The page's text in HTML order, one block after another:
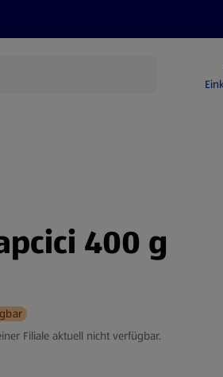
400 g
Filiale aktuell nicht verfügbar.